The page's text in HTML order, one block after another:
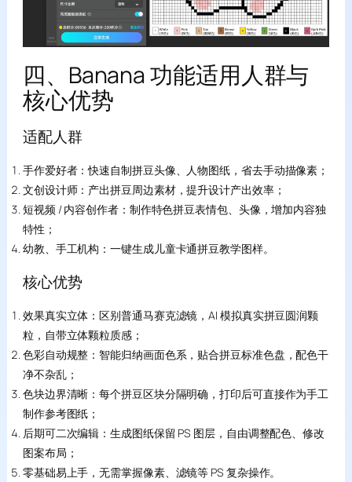
四、Banana 功能适用人群与
核心优势
适配人群
手作爱好者：快速自制拼豆头像、人物图纸，省去手动描像素；
文创设计师：产出拼豆周边素材，提升设计产出效率；
短视频 / 内容创作者：制作特色拼豆表情包、头像，增加内容独
特性；
幼教、手工机构：一键生成儿童卡通拼豆教学图样。
核心优势
效果真实立体：区别普通马赛克滤镜，AI 模拟真实拼豆圆润颗
粒，自带立体颗粒质感；
色彩自动规整：智能归纳画面色系，贴合拼豆标准色盘，配色干
净不杂乱；
色块边界清晰：每个拼豆区块分隔明确，打印后可直接作为手工
制作参考图纸；
后期可二次编辑：生成图纸保留 PS 图层，自由调整配色、修改
图案布局；
零基础易上手，无需掌握像素、滤镜等 PS 复杂操作。